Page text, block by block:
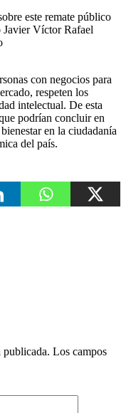
este remate público
Javier Víctor Rafael
con negocios para
respeten los
intelectual. De esta
podrían concluir en
en la ciudadanía
del país.
publicada. Los campos